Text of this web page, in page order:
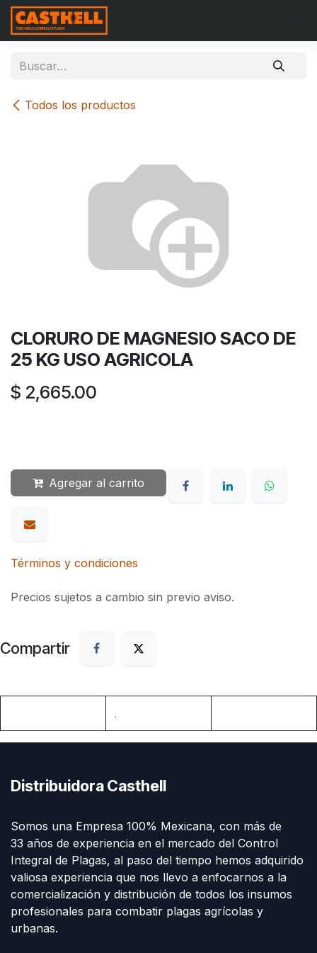
Ir al contenido
Todos los productos
CLORURO DE MAGNESIO SACO DE
25 KG USO AGRICOLA
$ 2,665.00
Agregar al carrito
Términos y condiciones
Precios sujetos a cambio sin previo aviso.
Compartir
.
Distribuidora Casthell
Somos una Empresa 100% Mexicana, con más de
33 años de experiencia en el mercado del Control
Integral de Plagas, al paso del tiempo hemos adquirido
valiosa experiencia que nos llevo a enfocarnos a la
comercialización y distribución de todos los insumos
profesionales para combatir plagas agrícolas y
urbanas.